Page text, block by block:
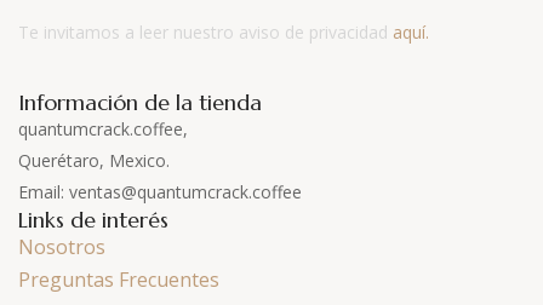
Te invitamos a leer nuestro aviso de privacidad aquí.
Información de la tienda
quantumcrack.coffee,
Querétaro, Mexico.
Email: ventas@quantumcrack.coffee
Links de interés
Nosotros
Preguntas Frecuentes